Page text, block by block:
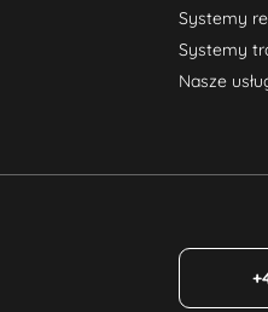
Systemy
Systemy
Nasze